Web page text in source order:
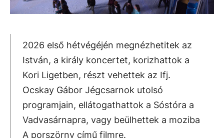
2026 első hétvégéjén megnézhetitek az
István, a király koncertet, korizhattok a
Kori Ligetben, részt vehettek az Ifj.
Ocskay Gábor Jégcsarnok utolsó
programjain, ellátogathattok a Sóstóra a
Vadvasárnapra, vagy beülhettek a moziba
A porszörny című filmre.